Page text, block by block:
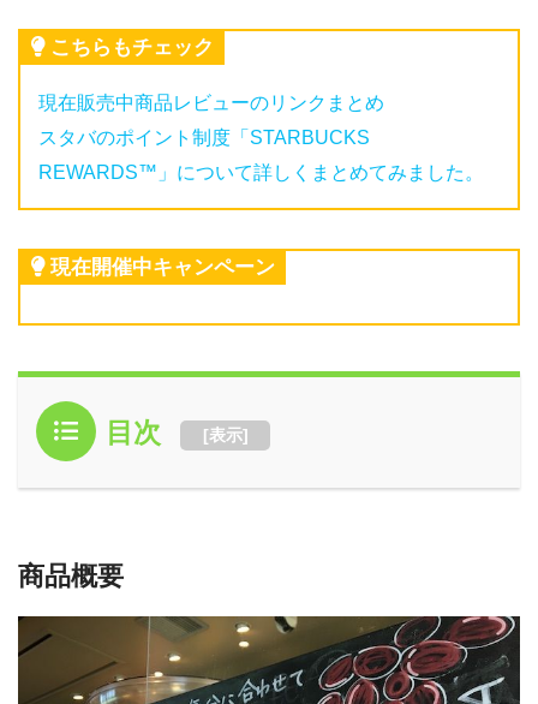
こちらもチェック
現在販売中商品レビューのリンクまとめ
スタバのポイント制度「STARBUCKS
REWARDS™」について詳しくまとめてみました。
現在開催中キャンペーン
目次 [表示]
商品概要